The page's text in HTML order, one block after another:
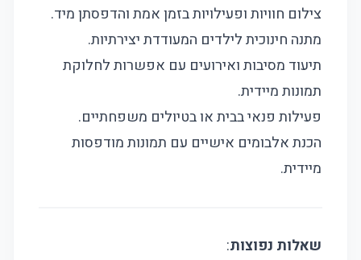
צילום חוויות ופעילויות בזמן אמת והדפסתן מיד.
מתנה חינוכית לילדים המעודדת יצירתיות.
תיעוד מסיבות ואירועים עם אפשרות לחלוקת
תמונות מיידית.
פעילות פנאי בבית או בטיולים משפחתיים.
הכנת אלבומים אישיים עם תמונות מודפסות
מיידית.
שאלות נפוצות: